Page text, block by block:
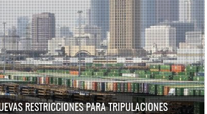
RESTRICCIONES PARA TRIPULACIONES
y nueve años navegando el
2026
Treinta y nueve años navegando el
cambio
05 AGO 2026
MSC incorpora servicio PAMEX en
...
12 JUL 2026
READ MORE
SSA Marine México y Vía
Esperanz ...
06 JUL 2026
READ MORE